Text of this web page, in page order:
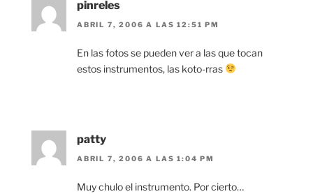
pinreles
ABRIL 7, 2006 A LAS 12:51 PM
En las fotos se pueden ver a las que tocan
estos instrumentos, las koto-rras
patty
ABRIL 7, 2006 A LAS 1:04 PM
Muy chulo el instrumento. Por cierto…